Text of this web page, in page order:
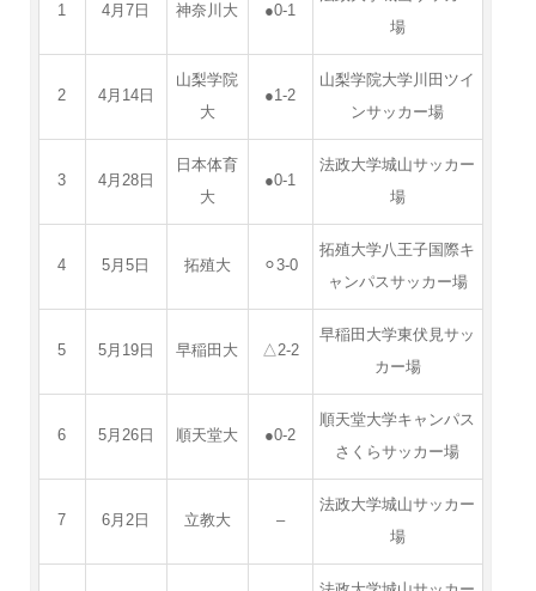
1 4月7日 神奈川大 ●0-1
場
2 4月14日
山梨学院
大
●1-2
山梨学院大学川田ツイ
ンサッカー場
3 4月28日
日本体育
大
●0-1
法政大学城山サッカー
場
4 5月5日 拓殖大 ⚪︎3-0
拓殖大学八王子国際キ
ャンパスサッカー場
5 5月19日 早稲田大 △2-2
早稲田大学東伏見サッ
カー場
6 5月26日 順天堂大 ●0-2
順天堂大学キャンパス
さくらサッカー場
7 6月2日 立教大 –
法政大学城山サッカー
場